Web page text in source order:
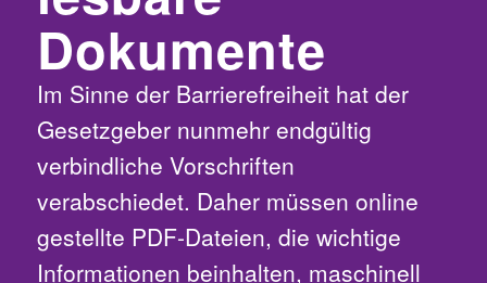
Dokumente
Im Sinne der Barrierefreiheit hat der
Gesetzgeber nunmehr endgültig
verbindliche Vorschriften
verabschiedet. Daher müssen online
gestellte PDF-Dateien, die wichtige
Informationen beinhalten, maschinell